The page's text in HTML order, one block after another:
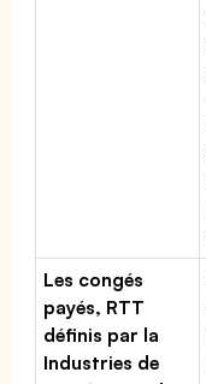
Les congés
payés, RTT
définis par la
Industries de